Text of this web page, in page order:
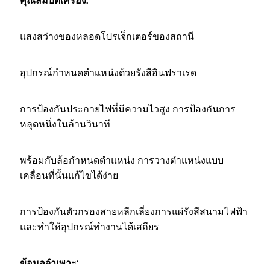
แสงสว่างของหลอดโปรเจ็กเตอร์ของสถานี
อุปกรณ์กำหนดตำแหน่งด้วยรังสีอินฟราเรด
การป้องกันประกายไฟที่มีความไวสูง การป้องกันการ
หลุดหนึ่งในล้านวินาที
พร้อมกับล้อกำหนดตำแหน่ง การวางตำแหน่งแบบ
เคลื่อนที่นั้นแก้ไขได้ง่าย
การป้องกันตัวกรองสายหลีกเลี่ยงการแผ่รังสีสนามไฟฟ้า
และทำให้อุปกรณ์ทำงานได้เสถียร